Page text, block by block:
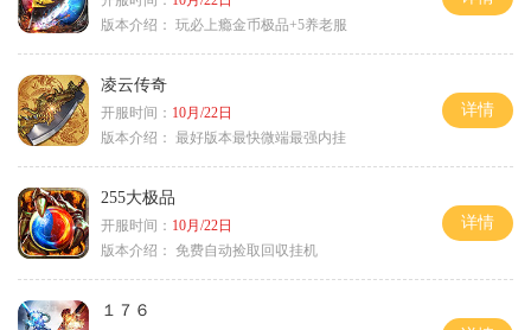
版本介绍： 玩必上瘾金币极品+5养老服
凌云传奇
开服时间： 10月/22日
版本介绍： 最好版本最快微端最强内挂
详情
255大极品
开服时间： 10月/22日
版本介绍： 免费自动捡取回収挂机
详情
１７６